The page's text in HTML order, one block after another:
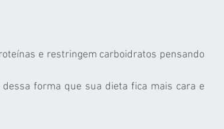
e restringem carboidratos pensando
forma que sua dieta fica mais cara e